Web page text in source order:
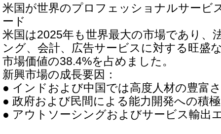
米国が世界のプロフェッショナルサービ
ード
米国は2025年も世界最大の市場であり、
ング、会計、広告サービスに対する旺盛
市場価値の38.4%を占めました。
新興市場の成長要因：
● インドおよび中国では高度人材の豊富
● 政府および民間による能力開発への積
● アウトソーシングおよびサービス輸出